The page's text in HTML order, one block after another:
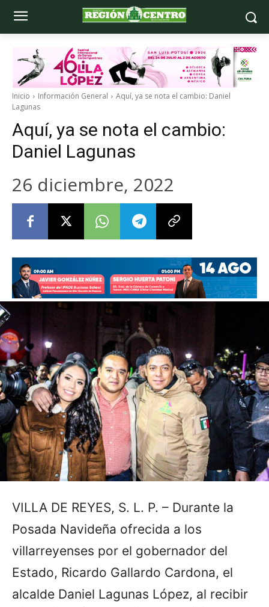
Inicio Información General
Aquí, ya se nota el cambio: Daniel
Lagunas
Aquí, ya se nota el cambio:
Daniel Lagunas
26 diciembre, 2022
VILLA DE REYES, S. L. P. – Durante la
Posada Navideña ofrecida a los
villarreyenses por el gobernador del
Estado, Ricardo Gallardo Cardona, el
alcalde Daniel Lagunas López, al recibir